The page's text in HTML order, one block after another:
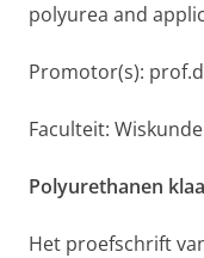
polyurea and
Promotor(s):
Faculteit:
Polyurethanen
Het proefschrift